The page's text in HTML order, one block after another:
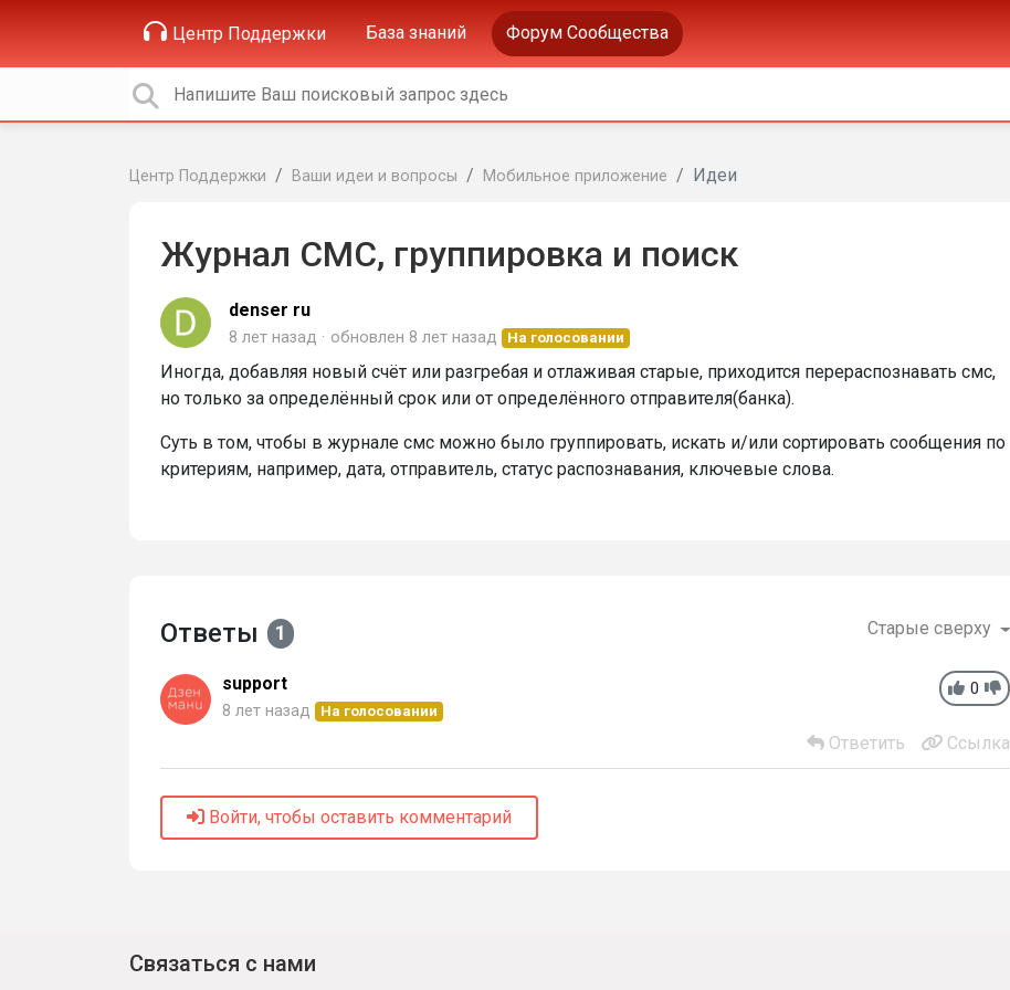
Центр Поддержки База знаний Форум Сообщества
Центр Поддержки Ваши идеи и вопросы Мобильное приложение Идеи
Журнал СМС, группировка и поиск
denser ru
8 лет назад обновлен 8 лет назад На голосовании
Иногда, добавляя новый счёт или разгребая и отлаживая старые, приходится перераспознавать смс,
но только за определённый срок или от определённого отправителя(банка).
Суть в том, чтобы в журнале смс можно было группировать, искать и/или сортировать сообщения по
критериям, например, дата, отправитель, статус распознавания, ключевые слова.
Ответы 1 Старые сверху
0
support
8 лет назад На голосовании
Ответить Ссылка
Войти, чтобы оставить комментарий
Связаться с нами